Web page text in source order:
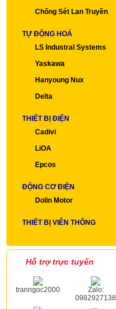
Chống Sét Lan Truyền
TỰ ĐỘNG HOÁ
LS Industral Systems
Yaskawa
Hanyoung Nux
Delta
THIẾT BỊ ĐIỆN
Cadivi
LiOA
Epcos
ĐỘNG CƠ ĐIỆN
Dolin Motor
THIẾT BỊ VIỄN THÔNG
Hỗ trợ trực tuyến
tranngoc2000
Zalo:
0982927138